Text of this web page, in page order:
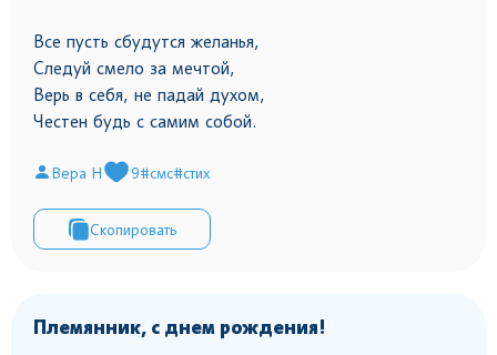
Все пусть сбудутся желанья,
Следуй смело за мечтой,
Верь в себя, не падай духом,
Честен будь с самим собой.
Вера Н 9#смс#стих
Скопировать
Племянник, с днем рождения!